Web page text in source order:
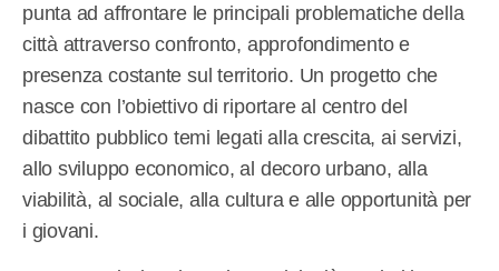
punta ad affrontare le principali problematiche della
città attraverso confronto, approfondimento e
presenza costante sul territorio. Un progetto che
nasce con l’obiettivo di riportare al centro del
dibattito pubblico temi legati alla crescita, ai servizi,
allo sviluppo economico, al decoro urbano, alla
viabilità, al sociale, alla cultura e alle opportunità per
i giovani.